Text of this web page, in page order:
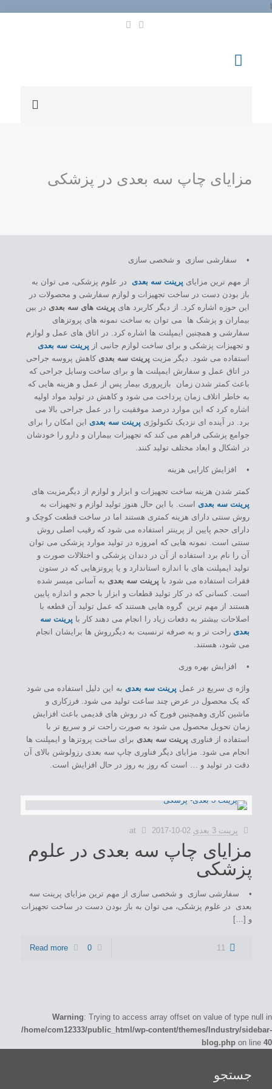
مزایای چاپ سه بعدی در پزشکی
• سفارشی سازی و شخصی سازی
از مهم ترین مزایای پرینت سه بعدی در علوم پزشکی، می توان به
باز بودن دست در ساخت تجهیزات و لوازم سفارشی و محصولات در
این حوزه اشاره کرد. از دیگر کاربرد های پرینت های سه بعدی در بین
بیماران و پزشک ها می توان به ساخت نمونه های پروتزهای
سفارشی و همچنین ایمپلنت ها اشاره کرد. در اتاق های عمل و لوازم
و تجهیزات پزشکی و برای ساخت لوازم جانبی از پرینت سه بعدی
استفاده می شود. دیگر مزیت پرینت سه بعدی کاهش پروسه جراحی
در اتاق عمل و سفارش ایمپلنت ها و برای ساخت وسایل جراحی که
باعث کمتر شدن زمان بازپروری بیمار پس از عمل و هزینه هایی که
به خاطر اتلاف زمان پرداخت می شود و کاهش در تولید مواد اولیه
اشاره کرد که این موارد درصد موفقیت را در عمل جراحی بالا می
برد. در آینده ای نزدیک تکنولوژی پرینت سه بعدی این امکان را برای
جوامع پزشکی فراهم می کند که تجهیزات بیماران و دارو را خودشان
در اشکال و ابعاد مختلف تولید کنند.
• افزایش کارایی هزینه
کمتر شدن هزینه ساخت تجهیزات و ابزار و لوازم از دیگرمزیت های
پرینت سه بعدی است. با این حال هنوز تولید لوازم و تجهیزات به
روش سنتی دارای هزینه کمتری هستند اما در ساخت قطعت کوچک و
دارای حجم پایین از پرینتر استفاده می شود که رقیب اصلی روش
سنتی است. نمونه هایی که امروزه در تولید موارد پزشکی می توان
آن را نام برد استفاده از آن در دندان پزشکی و اختلالات صورت و
تولید ایمپلنت های با اندازه استاندارد و یا پروتزهایی که در ستون
فقرات استفاده می شود با پرینت سه بعدی به آسانی میسر شده
است. کسانی که در کار تولید قطعات و ابزار با حجم و اندازه پایین
هستند از مهم ترین گروه هایی هستند که عمل تولید آن قطعه با
اصلاحات بیشتر به دفعات زیاد را انجام می دهند کار با پرینت سه
بعدی راحت تر و به صرفه ترنسبت به دیگرروش ها برایشان انجام
می شود، هستند.
• افزایش بهره وری
واژه ی سریع در عمل پرینت سه بعدی به این دلیل استفاده می شود
که یک محصول در عرض چند ساعت تولید می شود. فرزکاری و
ماشین کاری وهمچنین فورج که در روش های قدیمی باعث افزایش
زمان تحویل محصول می شود به صورت راحت تر و سریع تر با
استفاده از فناوری پرینت سه بعدی برای ساخت پروتزها و ایمپلنت ها
انجام می شود. مزایای دیگر فناوری چاپ سه بعدی رزولوشن بالای آن
دقت در تولید و … است که روز به روز در حال افزایش است.
پرینت 3 بعدی at 2017-10-02
مزایای چاپ سه بعدی در علوم
پزشکی
• سفارشی سازی و شخصی سازی از مهم ترین مزایای پرینت سه
بعدی در علوم پزشکی، می توان به باز بودن دست در ساخت تجهیزات
و […]
11
0
Read more
Warning: Trying to access array offset on value of type null in
/home/com12333/public_html/wp-content/themes/Industry/sidebar-
blog.php on line 40
جستجو